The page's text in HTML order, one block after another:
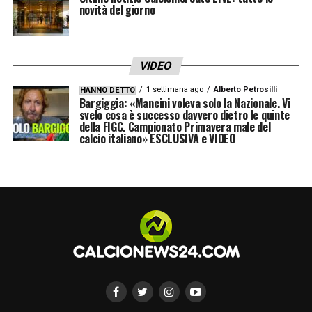
lui –78′ Ricci sv
: Partita di grande sostanza
Rabiot 5.5 : Dopo lo stop deve riprendere la
forma
: Si vede poco ma decide l’incontro
Loftus-Cheek sv
novità del giorno
VIDEO
HANNO DETTO 1 settimana ago Alberto Petrosilli
Bargiggia: «Mancini voleva solo la Nazionale. Vi
svelo cosa è successo davvero dietro le quinte
della FIGC. Campionato Primavera male del
calcio italiano» ESCLUSIVA e VIDEO